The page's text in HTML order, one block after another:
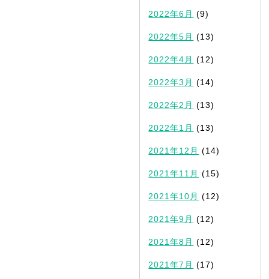
2022年6月 (9)
2022年5月 (13)
2022年4月 (12)
2022年3月 (14)
2022年2月 (13)
2022年1月 (13)
2021年12月 (14)
2021年11月 (15)
2021年10月 (12)
2021年9月 (12)
2021年8月 (12)
2021年7月 (17)